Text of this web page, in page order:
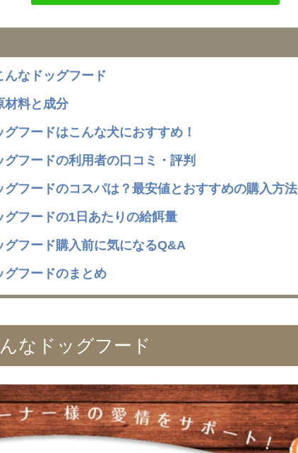
んなドッグフード
材料と成分
フードはこんな犬におすすめ！
グフードの利用者の口コミ・評判
グフードのコスパは？最安値とおすすめの購入方法
グフードの1日あたりの給餌量
グフード購入前に気になるQ&A
グフードのまとめ
なドッグフード